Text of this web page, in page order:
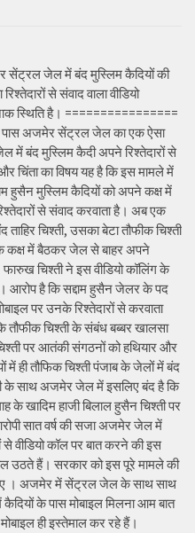
सेंट्रल जेल में बंद मुस्लिम कैदियों की
से संवाद वाला वीडियो
स्थिति है। ================
पास अजमेर सेंट्रल जेल का एक ऐसा
में बंद मुस्लिम कैदी अपने रिश्तेदारों से
चिंता का विषय यह है कि इस मामले में
हुसैन मुस्लिम कैदियों को अपने कक्ष में
से संवाद करवाता है। अब एक
चिश्ती, उसका बेटा तौफीक चिश्ती
कक्ष में बैठकर जेल से बाहर अपने
चिश्ती ने इस वीडियो कॉलिंग के
आरोप है कि सद्दाम हुसैन जेलर के पद
पर उनके रिश्तेदारों से करवाता
तौफीक चिश्ती के संबंध बब्बर खालसा
पर आतंकी संगठनों को हथियार और
ही तौफिक चिश्ती पंजाब के जेलों में बंद
के साथ अजमेर जेल में इसलिए बंद है कि
के खादिम हाजी बिलाल हुसैन चिश्ती पर
सात वर्ष की सजा अजमेर जेल में
वीडियो कॉल पर बात करने की इस
उठते हैं। सरकार को इस पूरे मामले की
। अजमेर में सेंट्रल जेल के साथ साथ
के पास मोबाइल मिलना आम बात
ही इस्तेमाल कर रहे हैं।